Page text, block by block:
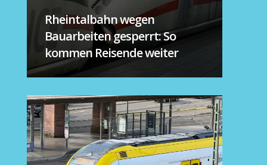
Rheintalbahn wegen
Bauarbeiten gesperrt: So
kommen Reisende weiter